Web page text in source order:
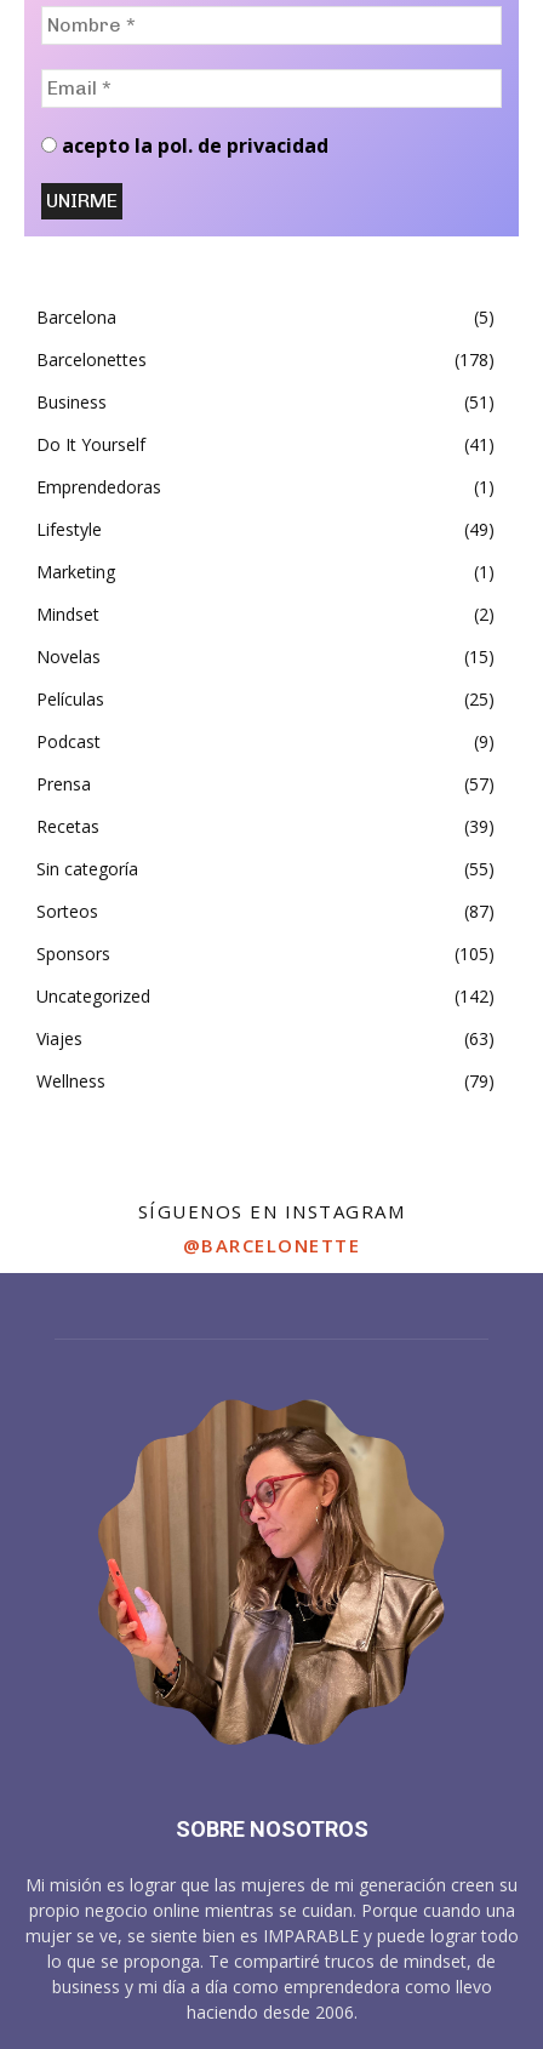
Nombre
Email
acepto la pol. de privacidad
Barcelona
5
Barcelonettes
178
Business
51
Do It Yourself
41
Emprendedoras
1
Lifestyle
49
Marketing
1
Mindset
2
Novelas
15
Películas
25
Podcast
9
Prensa
57
Recetas
39
Sin categoría
55
Sorteos
87
Sponsors
105
Uncategorized
142
Viajes
63
Wellness
79
SÍGUENOS EN INSTAGRAM
@BARCELONETTE
SOBRE NOSOTROS
Mi misión es lograr que las mujeres de mi generación creen su
propio negocio online mientras se cuidan. Porque cuando una
mujer se ve, se siente bien es IMPARABLE y puede lograr todo
lo que se proponga. Te compartiré trucos de mindset, de
business y mi día a día como emprendedora como llevo
haciendo desde 2006.